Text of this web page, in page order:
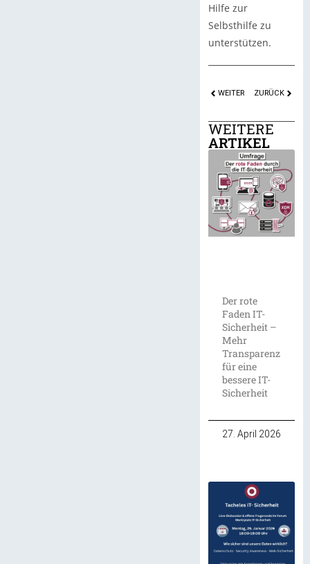
Hilfe zur
Selbsthilfe zu
unterstützen.
WEITER ZURÜCK
WEITERE
ARTIKEL
Der rote
Faden IT-
Sicherheit –
Mehr
Transparenz
für eine
bessere IT-
Sicherheit
27. April 2026